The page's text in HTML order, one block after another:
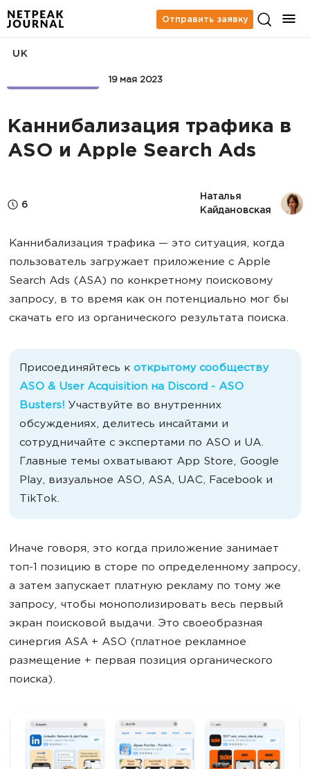
Отправить заявку
19 мая 2023
UK
Каннибализация трафика в
ASO и Apple Search Ads
6
Наталья
Кайдановская
Каннибализация трафика — это ситуация, когда
пользователь загружает приложение с Apple
Search Ads (ASA) по конкретному поисковому
запросу, в то время как он потенциально мог бы
скачать его из органического результата поиска.
Присоединяйтесь к открытому сообществу
ASO & User Acquisition на Discord - ASO
Busters! Участвуйте во внутренних
обсуждениях, делитесь инсайтами и
сотрудничайте с экспертами по ASO и UA.
Главные темы охватывают App Store, Google
Play, визуальное ASO, ASA, UAC, Facebook и
TikTok.
Иначе говоря, это когда приложение занимает
топ-1 позицию в сторе по определенному запросу,
а затем запускает платную рекламу по тому же
запросу, чтобы монополизировать весь первый
экран поисковой выдачи. Это своеобразная
синергия ASA + ASO (платное рекламное
размещение + первая позиция органического
поиска).